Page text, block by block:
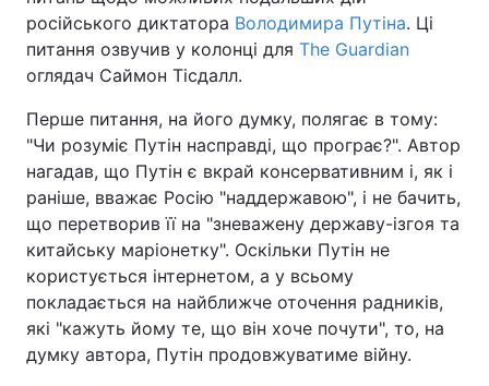
Спорт Наука
Техно і зв'язок Лайт
Здоров'я Туризм
Цікавинки Погода
Екологія Регіони
Лонгріди
Відео з Youtube Статті
російського диктатора Володимира Путіна. Ці
питання озвучив у колонці для The Guardian
оглядач Саймон Тісдалл.
Перше питання, на його думку, полягає в тому:
"Чи розуміє Путін насправді, що програє?". Автор
нагадав, що Путін є вкрай консервативним і, як і
раніше, вважає Росію "наддержавою", і не бачить,
що перетворив її на "зневажену державу-ізгоя та
китайську маріонетку". Оскільки Путін не
користується інтернетом, а у всьому
покладається на найближче оточення радників,
які "кажуть йому те, що він хоче почути", то, на
думку автора, Путін продовжуватиме війну.